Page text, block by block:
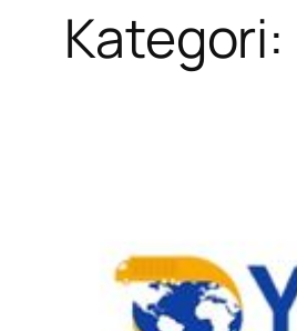
Kategori: